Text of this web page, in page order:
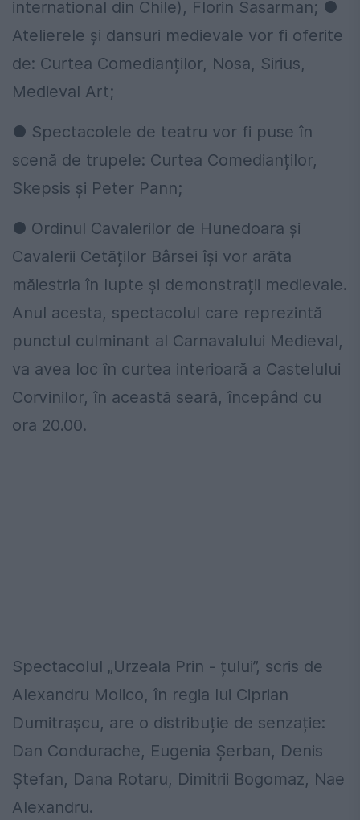
international din Chile), Florin Sasarman; ●
Atelierele și dansuri medievale vor fi oferite
de: Curtea Comedianților, Nosa, Sirius,
Medieval Art;
● Spectacolele de teatru vor fi puse în
scenă de trupele: Curtea Comedianților,
Skepsis și Peter Pann;
● Ordinul Cavalerilor de Hunedoara și
Cavalerii Cetăților Bârsei își vor arăta
măiestria în lupte și demonstrații medievale.
Anul acesta, spectacolul care reprezintă
punctul culminant al Carnavalului Medieval,
va avea loc în curtea interioară a Castelului
Corvinilor, în această seară, începând cu
ora 20.00.
Spectacolul „Urzeala Prin - țului”, scris de
Alexandru Molico, în regia lui Ciprian
Dumitrașcu, are o distribuție de senzație:
Dan Condurache, Eugenia Șerban, Denis
Ștefan, Dana Rotaru, Dimitrii Bogomaz, Nae
Alexandru.